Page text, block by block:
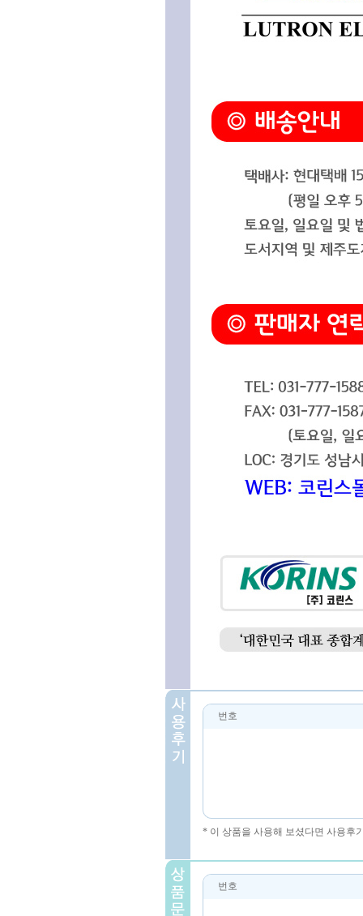
번호
* 이 상품을 사용해 보셨다면 사용후
번호